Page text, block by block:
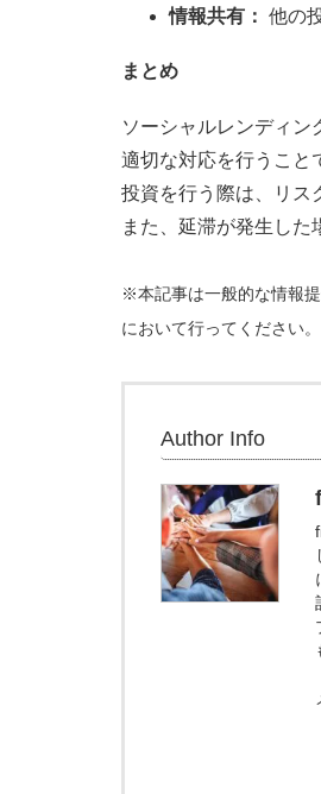
情報共有： 他の
まとめ
ソーシャルレンディン
適切な対応を行うこと
投資を行う際は、リス
また、延滞が発生した
※本記事は一般的な情報
において行ってください。
Author Info